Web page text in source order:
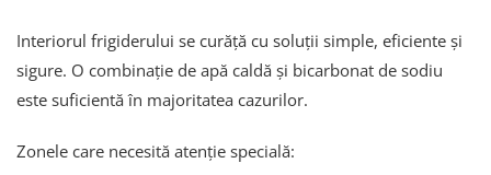
Interiorul frigiderului se curăță cu soluții simple, eficiente și
sigure. O combinație de apă caldă și bicarbonat de sodiu
este suficientă în majoritatea cazurilor.
Zonele care necesită atenție specială: